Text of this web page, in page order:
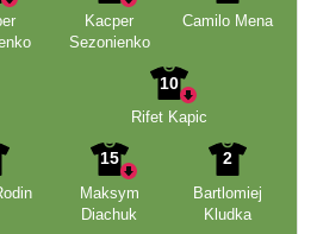
Kacper
Sezonienko
Camilo Mena
10
Rifet Kapic
15
Maksym
Diachuk
2
Bartlomiej
Kludka